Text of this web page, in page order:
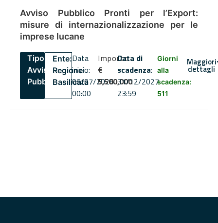
Avviso Pubblico Pronti per l’Export:
misure di internazionalizzazione per le
imprese lucane
Tipo:
Avviso
Pubblico
Ente:
Regione
Basilicata
Data
inizio:
06/07/2026
00:00
Importo
€
5,500,000
Data di
scadenza:
31/12/2027
23:59
Giorni
alla
scadenza:
511
Maggiori
dettagli